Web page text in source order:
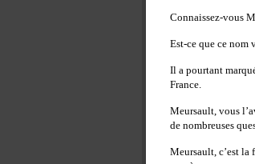
Connaissez-vous
Est-ce que ce nom
Il a pourtant
France.
Meursault, vous
de nombreuses
Meursault, c’est la